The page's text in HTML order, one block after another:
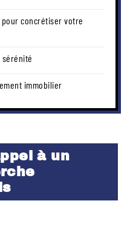
concrétiser votre
sérénité
immobilier
à un